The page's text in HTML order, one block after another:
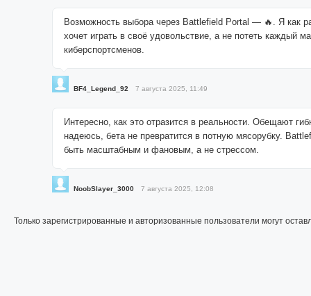
Возможность выбора через Battlefield Portal — 🔥. Я как
хочет играть в своё удовольствие, а не потеть каждый
киберспортсменов.
BF4_Legend_92 7 августа 2025, 11:49
Интересно, как это отразится в реальности. Обещают
надеюсь, бета не превратится в потную мясорубку.
быть масштабным и фановым, а не стрессом.
NoobSlayer_3000 7 августа 2025, 12:08
Только зарегистрированные и авторизованные пользователи могут